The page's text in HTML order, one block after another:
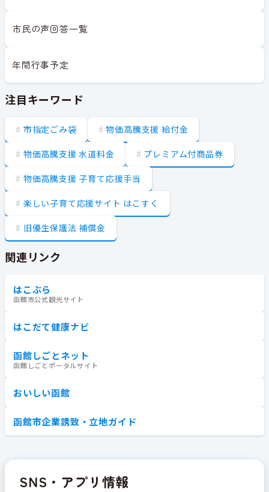
市民の声回答一覧
年間行事予定
注目キーワード
市指定ごみ袋 物価高騰支援 給付金
物価高騰支援 水道料金 プレミアム付商品券
物価高騰支援 子育て応援手当
楽しい子育て応援サイト はこすく
旧優生保護法 補償金
関連リンク
はこぶら
函館市公式観光サイト
はこだて健康ナビ
函館しごとネット
函館しごとポータルサイト
おいしい函館
函館市企業誘致・立地ガイド
SNS・アプリ情報